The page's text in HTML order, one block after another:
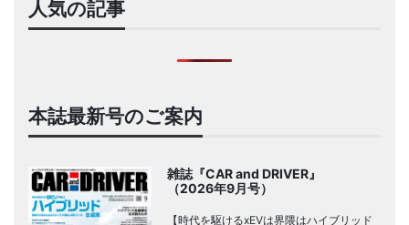
人気の記事
本誌最新号のご案内
雑誌『CAR and DRIVER』
（2026年9月号）
【時代を駆けるxEVは界隈はハイブリッド